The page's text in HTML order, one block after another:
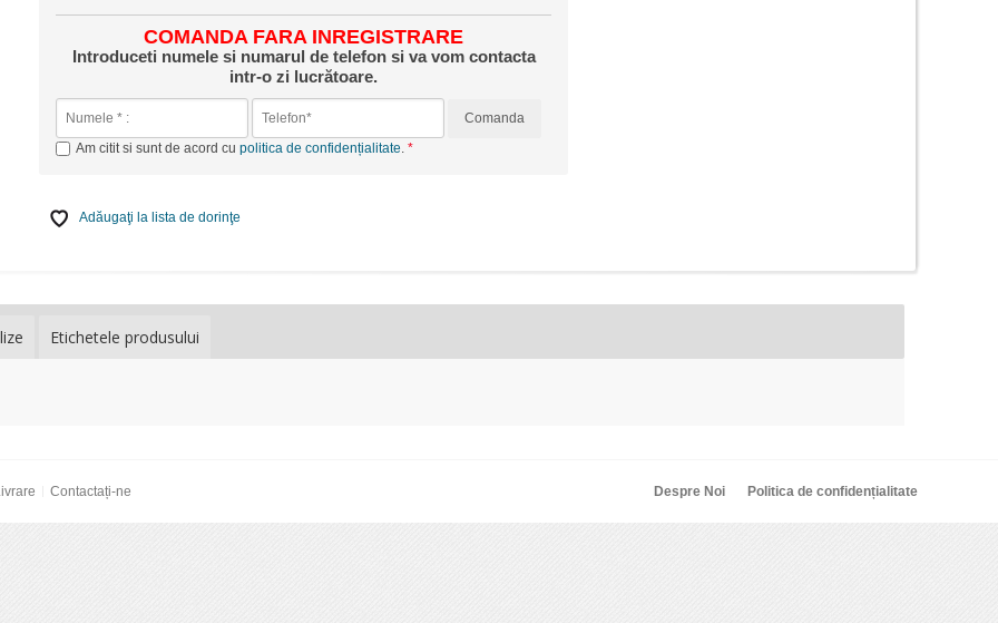
COMANDA FARA INREGISTRARE
Introduceti numele si numarul de telefon si va vom contacta
intr-o zi lucrătoare.
Comanda
Am citit si sunt de acord cupolitica de confidențialitate.
Adăugaţi la lista de dorinţe
Etichetele produsului
Contactați-ne Despre Noi Politica de confidențialitate